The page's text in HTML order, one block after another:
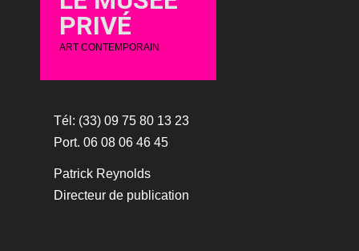
PRIVÉ
ART CONTEMPORAIN
Tél: (33) 09 75 80 13 23
Port. 06 08 06 46 45
Patrick Reynolds
Directeur de publication